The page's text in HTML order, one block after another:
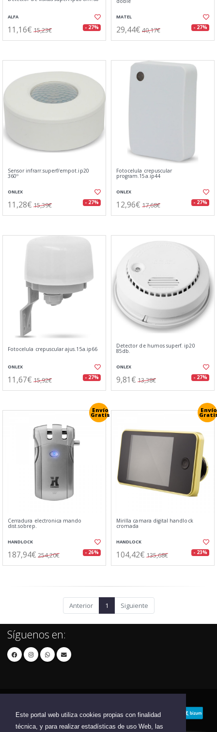
Este portal web utiliza cookies propias con finalidad
técnica, y para realizar estadísticas de uso Web, las
ALFA
11,16€ 15,23€ - 27%
MATEL
29,44€ 40,17€ - 27%
Sensor infrarr.superf/empot.ip20
360º
ONLEX
11,28€ 15,39€ - 27%
Fotocelula crepuscular
program.15a.ip44
ONLEX
12,96€ 17,68€ - 27%
Fotocelula crepuscular ajus.15a.ip66
ONLEX
11,67€ 15,92€ - 27%
Detector de humos superf. ip20
85db.
ONLEX
9,81€ 13,38€ - 27%
Envío
Gratis
Cerradura electronica mando
dist.sobrep.
HANDLOCK
187,94€ 254,20€ - 26%
Envío
Mirilla camara digital handlock
cromada
HANDLOCK
104,42€ 135,68€ - 23%
Anterior 1 Siguiente
Síguenos en: